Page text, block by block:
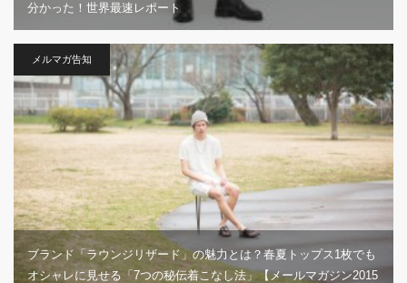
分かった！世界最速レポート
メルマガ告知
ブランド「ラウンジリザード」の魅力とは？春夏トップス1枚でも
オシャレに見せる「7つの秘伝着こなし法」【メールマガジン2015